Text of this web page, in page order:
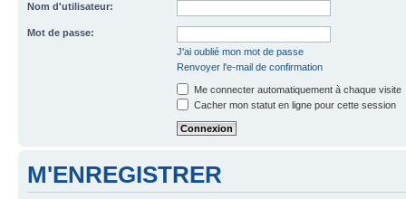
Nom d'utilisateur:
Mot de passe:
J'ai oublié mon mot de passe
Renvoyer l'e-mail de confirmation
Me connecter automatiquement à chaque visite
Cacher mon statut en ligne pour cette session
M'ENREGISTRER